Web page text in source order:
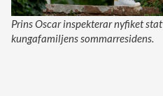
Prins Oscar inspekterar nyfiket
kungafamiljens sommarresidens.